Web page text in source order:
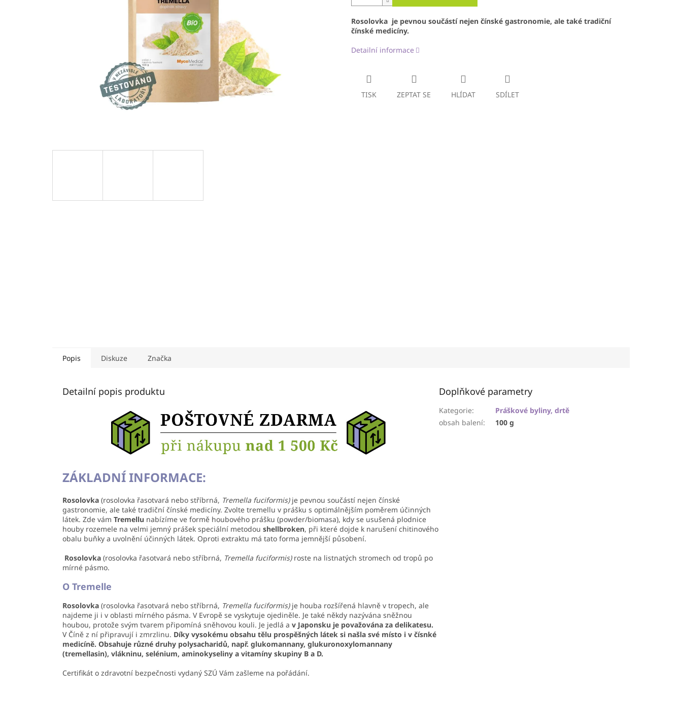
Rosolovka je pevnou součástí nejen čínské gastronomie, ale také tradiční
čínské medicíny.
Detailní informace
TISK ZEPTAT SE HLÍDAT SDÍLET
Popis Diskuze Značka
Detailní popis produktu
ZÁKLADNÍ INFORMACE:
Rosolovka (rosolovka řasotvará nebo stříbrná, Tremella fuciformis)je pevnou součástí nejen čínské
gastronomie, ale také tradiční čínské medicíny. Zvolte tremellu v prášku s optimálnějším poměrem účinných
látek. Zde vám Tremellu nabízíme ve formě houbového prášku (powder/biomasa), kdy se usušená plodnice
houby rozemele na velmi jemný prášek speciální metodou shellbroken, při které dojde k narušení chitinového
obalu buňky a uvolnění účinných látek. Oproti extraktu má tato forma jemnější působení.
Rosolovka (rosolovka řasotvará nebo stříbrná, Tremella fuciformis) roste na listnatých stromech od tropů po
mírné pásmo.
O Tremelle
Rosolovka (rosolovka řasotvará nebo stříbrná, Tremella fuciformis) je houba rozšířená hlavně v tropech, ale
najdeme ji i v oblasti mírného pásma. V Evropě se vyskytuje ojediněle. Je také někdy nazývána sněžnou
houbou, protože svým tvarem připomíná sněhovou kouli. Je jedlá a v Japonsku je považována za delikatesu.
V Číně z ní připravují i zmrzlinu. Díky vysokému obsahu tělu prospěšných látek si našla své místo i v čísnké
medicíně. Obsahuje různé druhy polysacharidů, např. glukomannany, glukuronoxylomannany
(tremellasin), vlákninu, selénium, aminokyseliny a vitamíny skupiny B a D.
Certifikát o zdravotní bezpečnosti vydaný SZÚ Vám zašleme na pořádání.
Doplňkové parametry
Kategorie:
Práškové byliny, drtě
obsah balení: 100 g